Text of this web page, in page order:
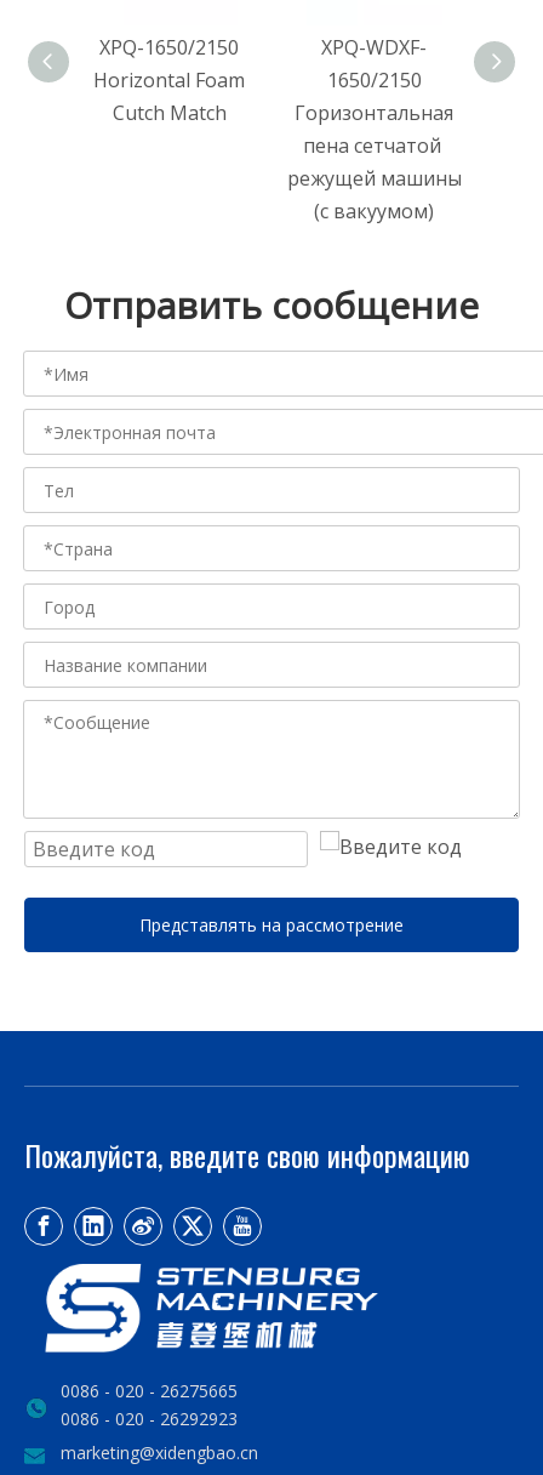
XPQ-1650/2150
Horizontal Foam
Cutch Match
XPQ-WDXF-
1650/2150
Горизонтальная
пена сетчатой ​​
режущей машины
(с вакуумом)
Отправить сообщение
Представлять на рассмотрение
Пожалуйста, введите свою информацию
0086 - 020 - 26275665
0086 - 020 - 26292923
marketing@xidengbao.cn